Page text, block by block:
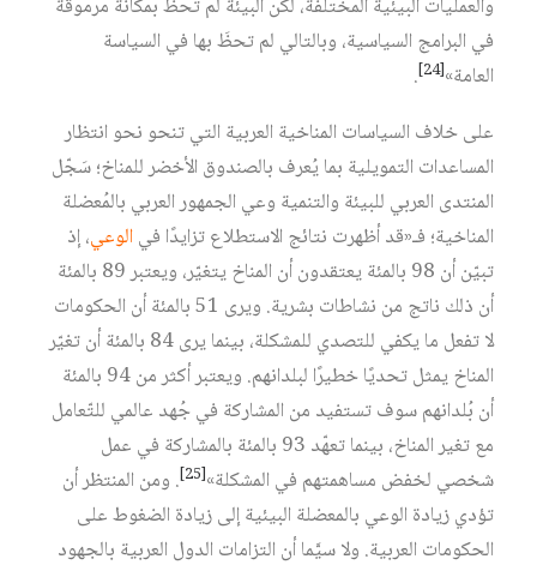
والعمليات البيئية المختلفة، لكن البيئة لم تحظ بمكانة مرموقة
في البرامج السياسية، وبالتالي لم تحظَ بها في السياسة
العامة»‏[24]
.
على خلاف السياسات المناخية العربية التي تنحو نحو انتظار
المساعدات التمويلية بما يُعرف بالصندوق الأخضر للمناخ؛ سَجّل
المنتدى العربي للبيئة والتنمية وعي الجمهور العربي بالمُعضلة
المناخية؛ فـ«قد أظهرت نتائج الاستطلاع تزايدًا فيالوعي، إذ
تبيّن أن 98 بالمئة يعتقدون أن المناخ يتغيّر، ويعتبر 89 بالمئة
أن ذلك ناتج من نشاطات بشرية. ويرى 51 بالمئة أن الحكومات
لا تفعل ما يكفي للتصدي للمشكلة، بينما يرى 84 بالمئة أن تغيّر
المناخ يمثل تحديًا خطيرًا لبلدانهم. ويعتبر أكثر من 94 بالمئة
أن بُلدانهم سوف تستفيد من المشاركة في جُهد عالمي للتّعامل
مع تغير المناخ، بينما تعهّد 93 بالمئة بالمشاركة في عمل
شخصي لخفض مساهمتهم في المشكلة»‏[25]
. ومن المنتظر أن
تؤدي زيادة الوعي بالمعضلة البيئية إلى زيادة الضغوط على
الحكومات العربية. ولا سيَّما أن التزامات الدول العربية بالجهود